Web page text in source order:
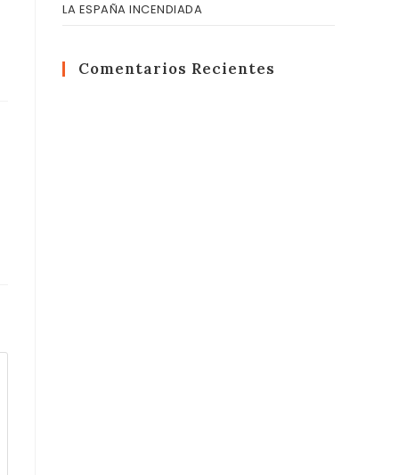
LA ESPAÑA INCENDIADA
Comentarios Recientes